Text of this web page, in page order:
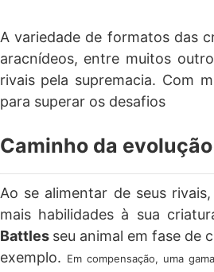
A variedade de formatos das
aracnídeos, entre muitos
rivais pela supremacia. Com
para superar os desafios
Caminho da evolução
Ao se alimentar de seus
mais habilidades à sua
Battles seu animal em fase de
exemplo. Em compensação, uma